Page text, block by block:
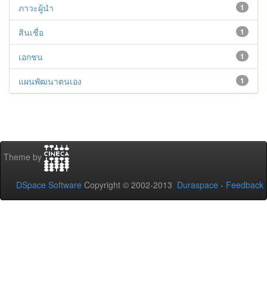
1
ภาวะผู้นำ
1
สินเชื่อ
1
เอกชน
1
แผนพัฒนาตนเอง
Theme by
DSpace Software Copyright © 2002-2013 Duraspace - Feedback